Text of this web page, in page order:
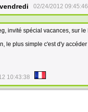
02/24/2012 09:45:46
invité spécial vacances, sur
le plus simple c'est d'y
10:43:38